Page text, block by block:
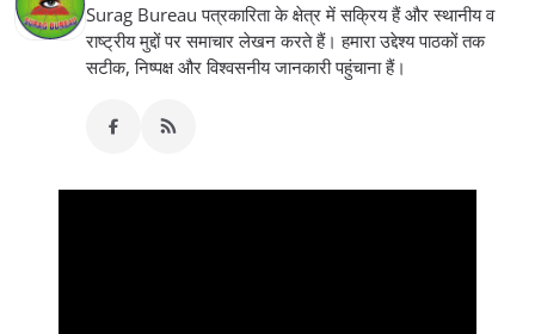
Surag Bureau पत्रकारिता के क्षेत्र में सक्रिय हैं और स्थानीय व
राष्ट्रीय मुद्दों पर समाचार लेखन करते हैं। हमारा उद्देश्य पाठकों तक
सटीक, निष्पक्ष और विश्वसनीय जानकारी पहुंचाना हैं।